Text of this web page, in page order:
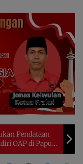
Pendataan
OAP di Papua